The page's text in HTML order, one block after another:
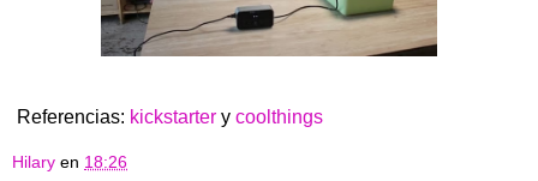
Referencias: kickstarter y coolthings
Hilary en 18:26